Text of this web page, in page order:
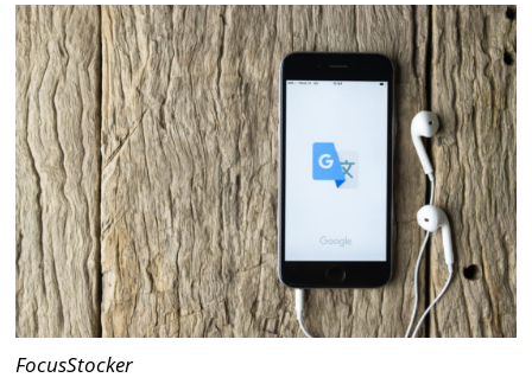
FocusStocker